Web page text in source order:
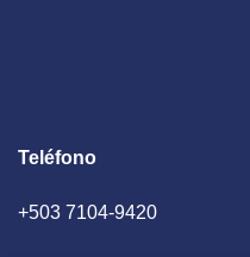
Teléfono
+503 7104-9420